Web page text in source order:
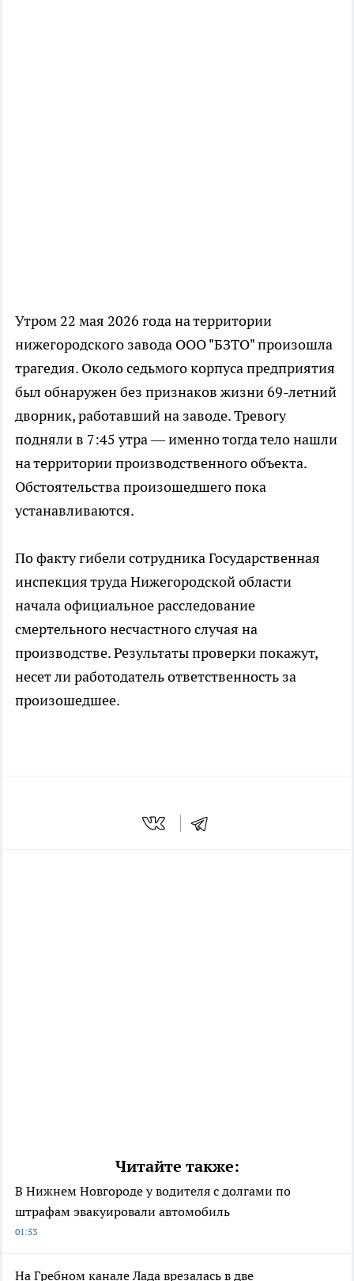
Утром 22 мая 2026 года на территории
нижегородского завода ООО "БЗТО" произошла
трагедия. Около седьмого корпуса предприятия
был обнаружен без признаков жизни 69-летний
дворник, работавший на заводе. Тревогу
подняли в 7:45 утра — именно тогда тело нашли
на территории производственного объекта.
Обстоятельства произошедшего пока
устанавливаются.
По факту гибели сотрудника Государственная
инспекция труда Нижегородской области
начала официальное расследование
смертельного несчастного случая на
производстве. Результаты проверки покажут,
несет ли работодатель ответственность за
произошедшее.
Читайте также:
В Нижнем Новгороде у водителя с долгами по
штрафам эвакуировали автомобиль
01:53
На Гребном канале Лада врезалась в две